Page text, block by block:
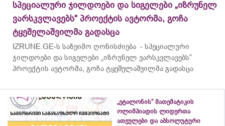
სპეციალური ჯილდოები და სიგელები „იზრუნელ
ვარსკვლავებს“ პროექტის ავტორმა, გოჩა
ტყეშელაშვილმა გადასცა
IZRUNE.GE-ს საზეიმო ღონისძიება - სპეციალური
ჯილდოები და სიგელები „იზრუნელ ვარსკვლავებს“
პროექტის ავტორმა, გოჩა ტყეშელაშვილმა გადასცა
„ეტალონის“ მათემატიკის
ოლიმპიადის ლიდერთა
ათეულები და აბსოლუტური